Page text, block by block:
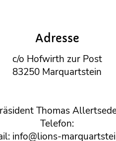
Adresse
c/o Hofwirth zur Post
83250 Marquartstein
Thomas
Telefon:
info@lions-